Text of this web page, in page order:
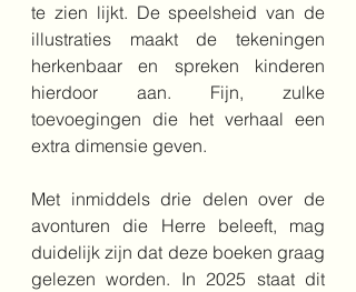
te zien lijkt. De speelsheid van de
illustraties maakt de tekeningen
herkenbaar en spreken kinderen
hierdoor aan. Fijn, zulke
toevoegingen die het verhaal een
extra dimensie geven.
Met inmiddels drie delen over de
avonturen die Herre beleeft, mag
duidelijk zijn dat deze boeken graag
gelezen worden. In 2025 staat dit